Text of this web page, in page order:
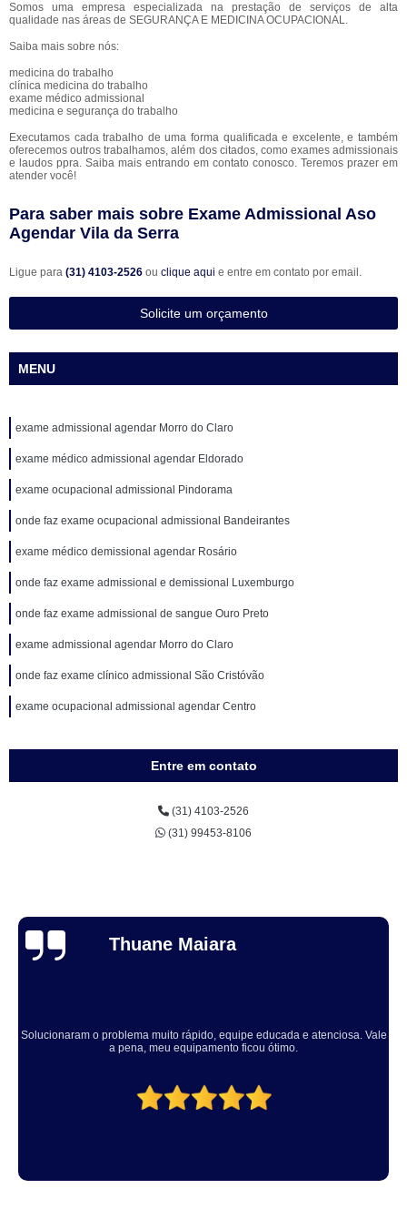
Somos uma empresa especializada na prestação de serviços de alta
qualidade nas áreas de SEGURANÇA E MEDICINA OCUPACIONAL.
Saiba mais sobre nós:
medicina do trabalho
clínica medicina do trabalho
exame médico admissional
medicina e segurança do trabalho
Executamos cada trabalho de uma forma qualificada e excelente, e também
oferecemos outros trabalhamos, além dos citados, como exames admissionais
e laudos ppra. Saiba mais entrando em contato conosco. Teremos prazer em
atender você!
Para saber mais sobre Exame Admissional Aso
Agendar Vila da Serra
Ligue para (31) 4103-2526 ou clique aqui e entre em contato por email.
Solicite um orçamento
MENU
exame admissional agendar Morro do Claro
exame médico admissional agendar Eldorado
exame ocupacional admissional Pindorama
onde faz exame ocupacional admissional Bandeirantes
exame médico demissional agendar Rosário
onde faz exame admissional e demissional Luxemburgo
onde faz exame admissional de sangue Ouro Preto
exame admissional agendar Morro do Claro
onde faz exame clínico admissional São Cristóvão
exame ocupacional admissional agendar Centro
Entre em contato
(31) 4103-2526
(31) 99453-8106
Thuane Maiara
Solucionaram o problema muito rápido, equipe educada e atenciosa. Vale
a pena, meu equipamento ficou ótimo.